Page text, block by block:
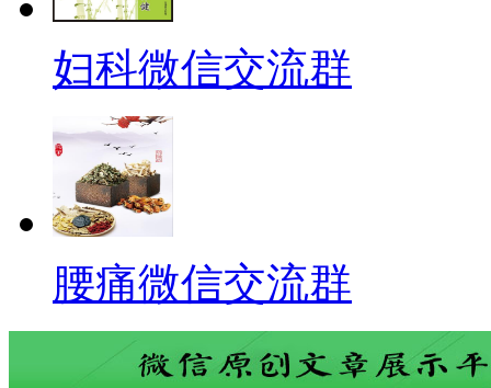
妇科微信交流群
腰痛微信交流群